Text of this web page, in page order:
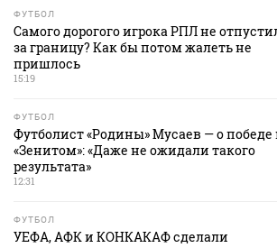
ФУТБОЛ
Самого дорогого игрока РПЛ не
за границу? Как бы потом жалеть не
пришлось
15:19
ФУТБОЛ
Футболист «Родины» Мусаев — о победе
«Зенитом»: «Даже не ожидали такого
результата»
12:31
ФУТБОЛ
УЕФА, АФК и КОНКАКАФ сделали